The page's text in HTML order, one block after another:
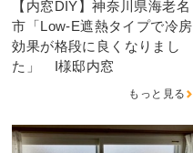
【内窓DIY】神奈川県海老名
市「Low-E遮熱タイプで冷房
効果が格段に良くなりまし
た」 I様邸内窓
もっと見る